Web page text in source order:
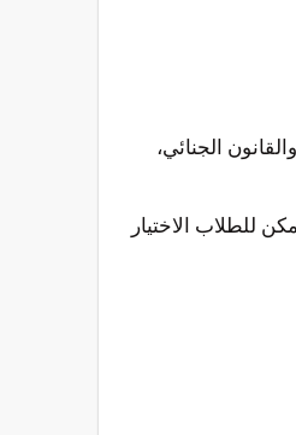
الجنائي،
للطلاب الاختيار